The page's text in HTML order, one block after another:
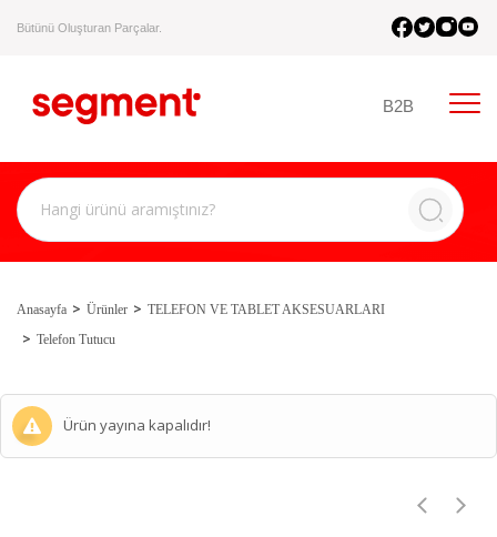
Bütünü Oluşturan Parçalar.
B2B
Anasayfa Ürünler
TELEFON VE TABLET AKSESUARLARI
Telefon Tutucu
Ürün yayına kapalıdır!